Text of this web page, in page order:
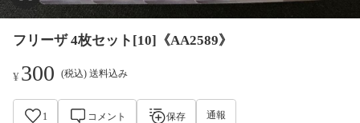
フリーザ 4枚セット[10]《AA2589》
¥300 (税込) 送料込み
1 コメント 保存 通報